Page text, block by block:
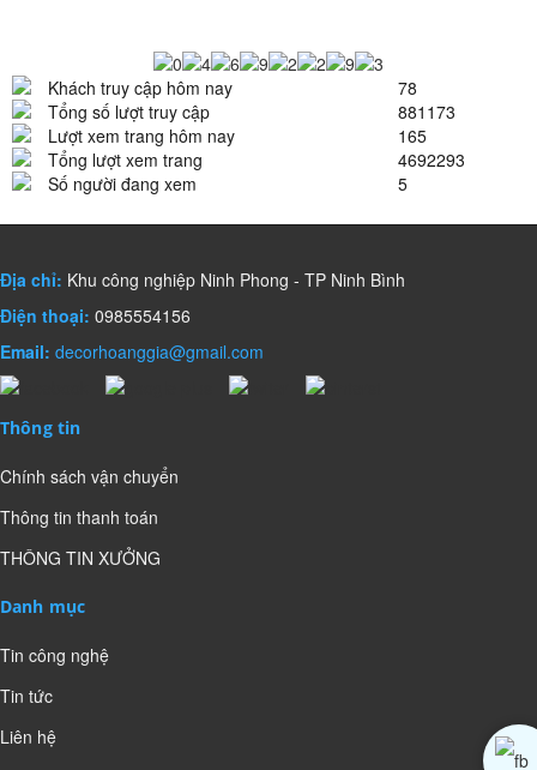
Khách truy cập hôm nay
78
Tổng số lượt truy cập
881173
Lượt xem trang hôm nay
165
Tổng lượt xem trang
4692293
Số người đang xem
5
Địa chỉ: Khu công nghiệp Ninh Phong - TP Ninh Bình
Điện thoại: 0985554156
Email: decorhoanggia@gmail.com
Thông tin
Chính sách vận chuyển
Thông tin thanh toán
THÔNG TIN XƯỞNG
Danh mục
Tin công nghệ
Tin tức
Liên hệ